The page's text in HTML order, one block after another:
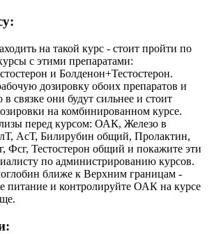
на такой курс - стоит пройти по
с этими препаратами:
и Болденон+Тестостерон.
дозировку обоих препаратов и
связке они будут сильнее и стоит
на комбинированном курсе.
перед курсом: ОАК, Железо в
АсТ, Билирубин общий, Пролактин,
Фсг, Тестостерон общий и покажите эти
по администрированию курсов.
ближе к Верхним границам -
питание и контролируйте ОАК на курсе